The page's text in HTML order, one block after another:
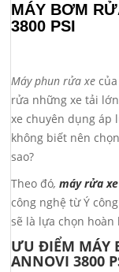
MÁY BƠM
3800 PSI
Máy phun rửa xe
rửa những xe tải
xe chuyên dụng áp
không biết nên
sao?
Theo đó,máy rửa
công nghệ từ Ý
sẽ là lựa chọn
ƯU ĐIỂM MÁY
ANNOVI 3800